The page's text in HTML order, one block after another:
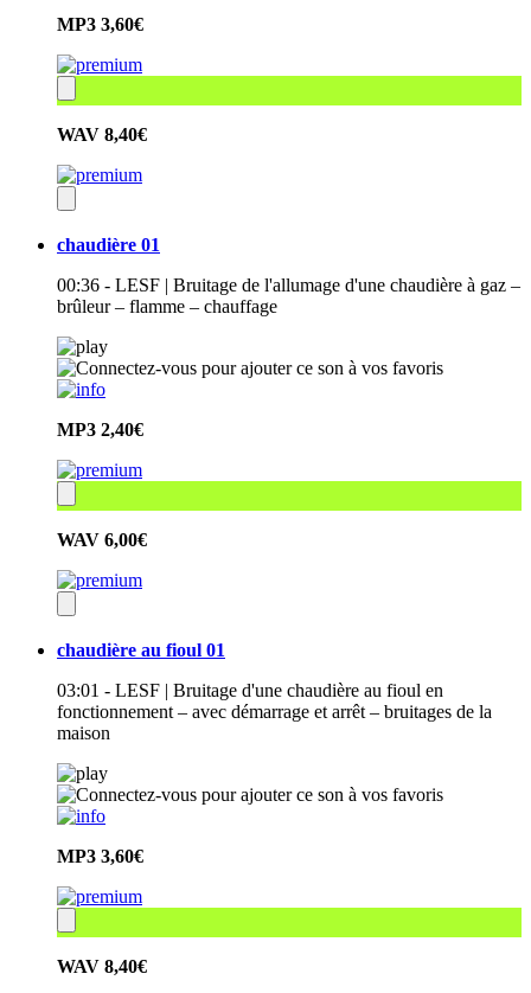
MP3 3,60€
WAV 8,40€
chaudière 01
00:36 - LESF | Bruitage de l'allumage d'une chaudière à gaz –
brûleur – flamme – chauffage
MP3 2,40€
WAV 6,00€
chaudière au fioul 01
03:01 - LESF | Bruitage d'une chaudière au fioul en
fonctionnement – avec démarrage et arrêt – bruitages de la
maison
MP3 3,60€
WAV 8,40€